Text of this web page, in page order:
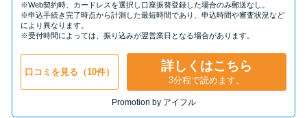
※Web契約時、カードレスを選択し口座振替登録した場合のみ郵送なし。
※申込手続き完了時点から計測した最短時間であり、申込時間や審査状況など
により異なります。
※受付時間によっては、振り込みが翌営業日となる場合があります。
口コミを見る（10件） 詳しくはこちら
3分程で読めます。
Promotion by アイフル